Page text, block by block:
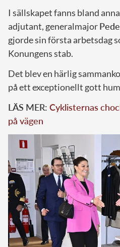
I sällskapet fanns bland
adjutant, generalmajor
gjorde sin första arbetsdag
Konungens stab.
Det blev en härlig
på ett exceptionellt gott
LÄS MER: Cyklisternas
på vägen